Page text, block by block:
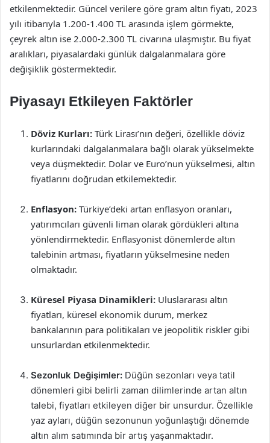
etkilenmektedir. Güncel verilere göre gram altın fiyatı, 2023
yılı itibarıyla 1.200-1.400 TL arasında işlem görmekte,
çeyrek altın ise 2.000-2.300 TL civarına ulaşmıştır. Bu fiyat
aralıkları, piyasalardaki günlük dalgalanmalara göre
değişiklik göstermektedir.
Piyasayı Etkileyen Faktörler
Döviz Kurları: Türk Lirası’nın değeri, özellikle döviz
kurlarındaki dalgalanmalara bağlı olarak yükselmekte
veya düşmektedir. Dolar ve Euro’nun yükselmesi, altın
fiyatlarını doğrudan etkilemektedir.
Enflasyon: Türkiye’deki artan enflasyon oranları,
yatırımcıları güvenli liman olarak gördükleri altına
yönlendirmektedir. Enflasyonist dönemlerde altın
talebinin artması, fiyatların yükselmesine neden
olmaktadır.
Küresel Piyasa Dinamikleri: Uluslararası altın
fiyatları, küresel ekonomik durum, merkez
bankalarının para politikaları ve jeopolitik riskler gibi
unsurlardan etkilenmektedir.
Sezonluk Değişimler: Düğün sezonları veya tatil
dönemleri gibi belirli zaman dilimlerinde artan altın
talebi, fiyatları etkileyen diğer bir unsurdur. Özellikle
yaz ayları, düğün sezonunun yoğunlaştığı dönemde
altın alım satımında bir artış yaşanmaktadır.